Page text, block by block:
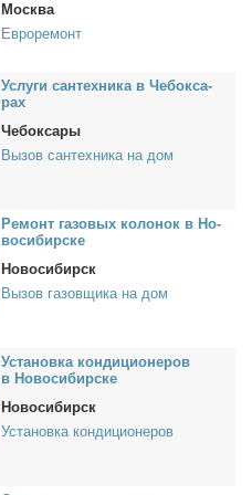
Москва
Евроремонт
Услу­ги сан­тех­ни­ка в Че­бок­са­
рах
Чебоксары
Вызов сантехника на дом
Ре­монт га­зо­вых ко­ло­нок в Но­
во­си­бир­ске
Новосибирск
Вызов газовщика на дом
Уста­нов­ка кон­ди­ци­о­не­ров
в Но­во­си­бир­ске
Новосибирск
Установка кондиционеров